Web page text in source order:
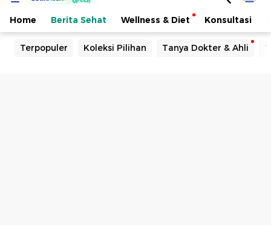
Home Berita Sehat Wellness & Diet Konsultasi
Terpopuler Koleksi Pilihan Tanya Dokter & Ahli